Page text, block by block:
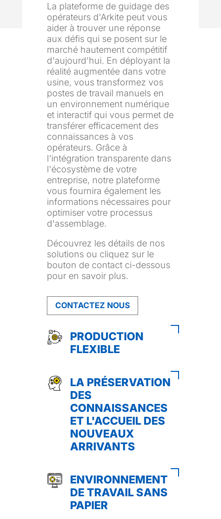
La plateforme de guidage des
opérateurs d'Arkite peut vous
aider à trouver une réponse
aux défis qui se posent sur le
marché hautement compétitif
d'aujourd'hui. En déployant la
réalité augmentée dans votre
usine, vous transformez vos
postes de travail manuels en
un environnement numérique
et interactif qui vous permet de
transférer efficacement des
connaissances à vos
opérateurs. Grâce à
l'intégration transparente dans
l'écosystème de votre
entreprise, notre plateforme
vous fournira également les
informations nécessaires pour
optimiser votre processus
d'assemblage.
Découvrez les détails de nos
solutions ou cliquez sur le
bouton de contact ci-dessous
pour en savoir plus.
CONTACTEZ NOUS
PRODUCTION
FLEXIBLE
LA PRÉSERVATION
DES
CONNAISSANCES
ET L'ACCUEIL DES
NOUVEAUX
ARRIVANTS
ENVIRONNEMENT
DE TRAVAIL SANS
PAPIER